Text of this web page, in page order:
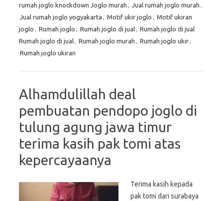
rumah joglo knockdown Joglo murah , Jual rumah joglo murah ,
Jual rumah joglo yogyakarta , Motif ukir joglo , Motif ukiran
joglo , Rumah joglo , Rumah joglo di jual, Rumah joglo di jual
Rumah joglo di jual, Rumah joglo murah , Rumah joglo ukir,
Rumah joglo ukiran
Alhamdulillah deal
pembuatan pendopo joglo di
tulung agung jawa timur
terima kasih pak tomi atas
kepercayaanya
Terima kasih kepada
pak tomi dari surabaya